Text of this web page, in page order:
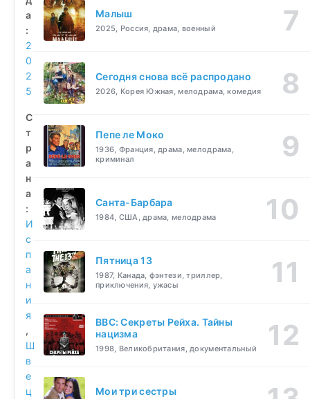
а
:
2
0
2
5
С
т
р
а
н
а
:
И
с
п
а
н
и
я
,
Ш
в
е
ц
Малыш
2025, Россия, драма, военный
Сегодня снова всё распродано
2026, Корея Южная, мелодрама, комедия
Пепе ле Моко
1936, Франция, драма, мелодрама,
криминал
Санта-Барбара
1984, США, драма, мелодрама
Пятница 13
1987, Канада, фэнтези, триллер,
приключения, ужасы
BBC: Секреты Рейха. Тайны
нацизма
1998, Великобритания, документальный
Мои три сестры